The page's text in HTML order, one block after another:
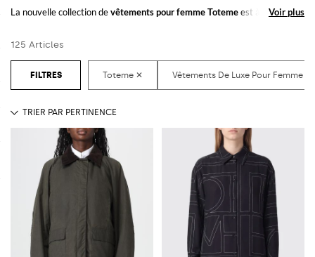
La nouvelle collection devêtements pour femme Totemeest à découvrir
décontractés aux plus classiques, vous trouverez toujours ce que vous
cherchez.
Voir plus
Voir plus
125 Articles